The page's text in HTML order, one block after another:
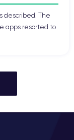
described. The
apps resorted to